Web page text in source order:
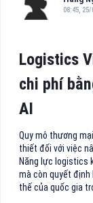
08:45,
Logistics
chi phí
AI
Quy mô thương
thiết đối với việc
Năng lực logistics
mà còn quyết định
thế của quốc gia